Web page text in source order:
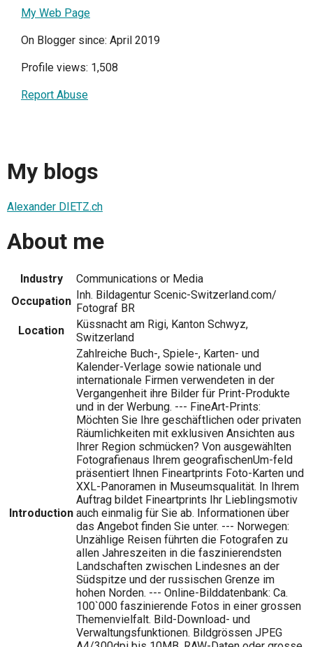
My Web Page
On Blogger since: April 2019
Profile views: 1,508
Report Abuse
My blogs
Alexander DIETZ.ch
About me
Industry
Communications or Media
Occupation Inh. Bildagentur Scenic-Switzerland.com/
Fotograf BR
Location
Küssnacht am Rigi, Kanton Schwyz,
Switzerland
Introduction
Zahlreiche Buch-, Spiele-, Karten- und
Kalender-Verlage sowie nationale und
internationale Firmen verwendeten in der
Vergangenheit ihre Bilder für Print-Produkte
und in der Werbung. --- FineArt-Prints:
Möchten Sie Ihre geschäftlichen oder privaten
Räumlichkeiten mit exklusiven Ansichten aus
Ihrer Region schmücken? Von ausgewählten
Fotografienaus Ihrem geografischenUm-feld
präsentiert Ihnen Fineartprints Foto-Karten und
XXL-Panoramen in Museumsqualität. In Ihrem
Auftrag bildet Fineartprints Ihr Lieblingsmotiv
auch einmalig für Sie ab. Informationen über
das Angebot finden Sie unter. --- Norwegen:
Unzählige Reisen führten die Fotografen zu
allen Jahreszeiten in die faszinierendsten
Landschaften zwischen Lindesnes an der
Südspitze und der russischen Grenze im
hohen Norden. --- Online-Bilddatenbank: Ca.
100`000 faszinierende Fotos in einer grossen
Themenvielfalt. Bild-Download- und
Verwaltungsfunktionen. Bildgrössen JPEG